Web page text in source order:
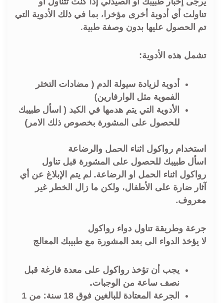
تناولت أي أدوية أخرى مؤخرا، بما في ذلك الأدوية التي
تم الحصول عليها بدون وصفة طبية.
تشمل هذه الأدوية:
أدوية لزيادة سيولة الدم ( مضادات التخثر
الفموية مثل الوارفارين)
الأدوية التي يتم هدمها في الكبد ( اسأل طبيبك
للحصول على المشورة بخصوص ذلك الامر)
استخدام رواكول اثناء الحمل والرضاعة
اسأل طبيبك للحصول على المشورة قبل تناول
رواكول اثناء الحمل او الرضاعة. لم يتم الإبلاغ عن أي
آثار ضارة على الأطفال، ولكن ما زال الخطر غير
معروف.
جرعة وطريقة تناول دواء رواكول
لا يؤخذ الدواء الى بعد المشورة مع طبيبك المعالج
يجب أن تؤخذ رواكول على معدة فارغة قبل
نصف ساعة من الوجبات.
الجرعة المعتادة للبالغين فوق 18 سنة: من 1